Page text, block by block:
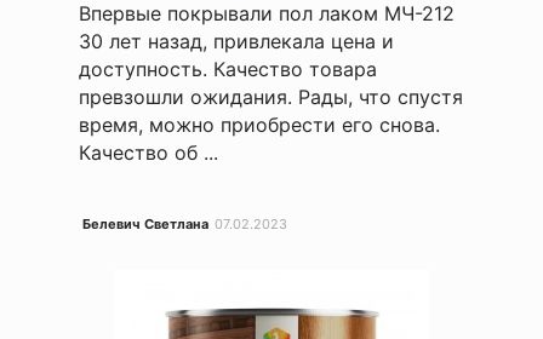
Впервые покрывали пол лаком МЧ-212
30 лет назад, привлекала цена и
доступность. Качество товара
превзошли ожидания. Рады, что спустя
время, можно приобрести его снова.
Качество об ...
Белевич Светлана 07.02.2023